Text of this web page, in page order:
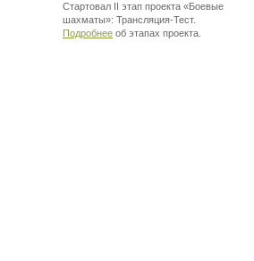
Стартовал II этап проекта «Боевые
шахматы»: Трансляция-Тест.
Подробнее об этапах проекта.